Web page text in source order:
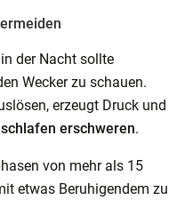
der Nacht sollte
Wecker zu schauen.
erzeugt Druck und
erschweren.
von mehr als 15
etwas Beruhigendem zu